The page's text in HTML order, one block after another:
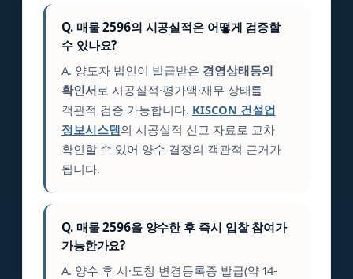
Q. 매물 2596의 시공실적은 어떻게 검증할
수 있나요?
A. 양도자 법인이 발급받은 경영상태등의
확인서로 시공실적·평가액·재무 상태를
객관적 검증 가능합니다. KISCON 건설업
정보시스템의 시공실적 신고 자료로 교차
확인할 수 있어 양수 결정의 객관적 근거가
됩니다.
Q. 매물 2596을 양수한 후 즉시 입찰 참여가
가능한가요?
A. 양수 후 시·도청 변경등록증 발급(약 14-